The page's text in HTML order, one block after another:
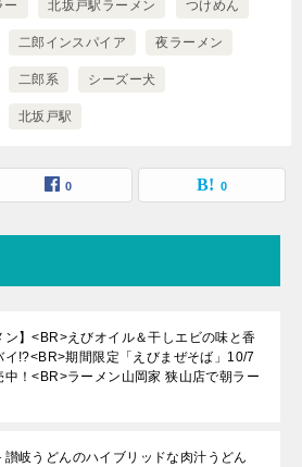
ー 北坂戸駅ラーメン つけめん
二郎インスパイア 夜ラーメン
二郎系 シーズー犬
北坂戸駅
0 0
ン】<BR>えびオイル＆干しエビの味と香
イ!?<BR>期間限定「えびまぜそば」10/7
中！<BR>ラーメン山岡家 狭山店で朝ラー
讃岐うどんのハイブリッドな肉汁うどん